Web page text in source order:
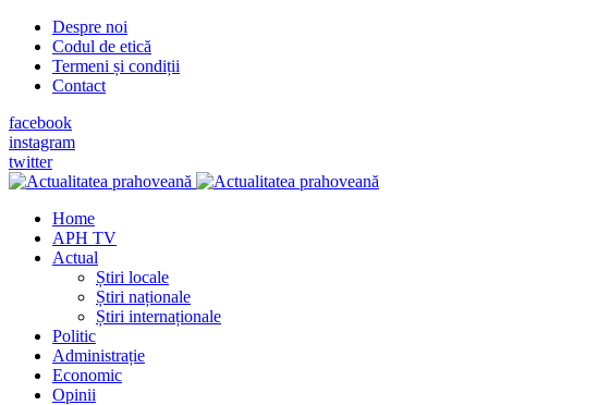
Despre noi
Codul de etică
Termeni și condiții
Contact
facebook
instagram
twitter
Home
APH TV
Actual
Știri locale
Știri naționale
Știri internaționale
Politic
Administrație
Economic
Opinii